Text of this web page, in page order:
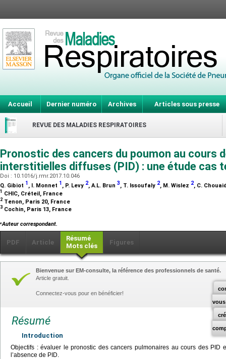
Accueil Dernier numéro Archives Articles sous presse
REVUE DES MALADIES RESPIRATOIRES
Pronostic des cancers du poumon au cours
interstitielles diffuses (PID) : une étude cas
Doi : 10.1016/j.rmr.2017.10.046
Q. Gibiot 1 , I. Monnet 1 , P. Levy 2, A.L. Brun 3, T. Issoufaly 2, M. Wislez 2, C.
1 CHIC, Créteil, France
2 Tenon, Paris 20, France
3 Cochin, Paris 13, France
⁎Auteur correspondant.
PDF Article
Résumé
Mots clés
Figures
vous
Bienvenue sur EM-consulte, la référence des professionnels de santé.
Article gratuit.
Connectez-vous pour en bénéficier!
Résumé
Introduction
Objectifs : évaluer le pronostic des cancers pulmonaires au cours des PID
l’absence de PID.